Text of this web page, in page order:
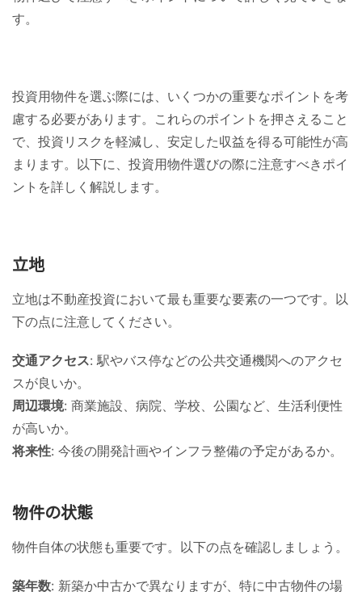
す。
投資用物件を選ぶ際には、いくつかの重要なポイントを考
慮する必要があります。これらのポイントを押さえること
で、投資リスクを軽減し、安定した収益を得る可能性が高
まります。以下に、投資用物件選びの際に注意すべきポイ
ントを詳しく解説します。
立地
立地は不動産投資において最も重要な要素の一つです。以
下の点に注意してください。
交通アクセス: 駅やバス停などの公共交通機関へのアクセ
スが良いか。
周辺環境: 商業施設、病院、学校、公園など、生活利便性
が高いか。
将来性: 今後の開発計画やインフラ整備の予定があるか。
物件の状態
物件自体の状態も重要です。以下の点を確認しましょう。
築年数: 新築か中古かで異なりますが、特に中古物件の場